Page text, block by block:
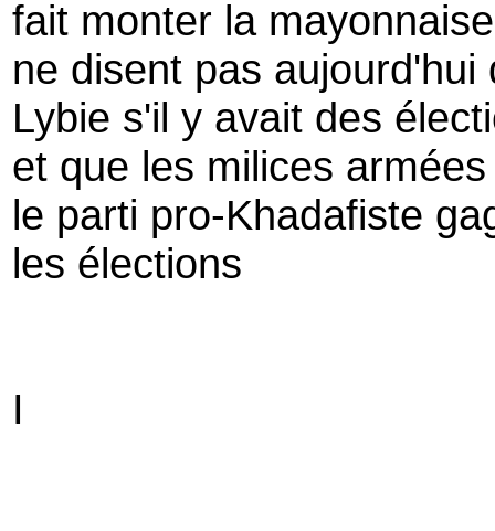
fait monter la mayonnaise
ne disent pas aujourd'hui
Lybie s'il y avait des
et que les milices
le parti pro-Khadafiste
les élections
I